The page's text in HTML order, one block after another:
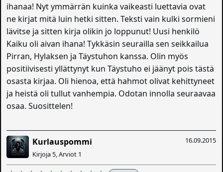
ihanaa! Nyt ymmärrän kuinka vaikeasti luettavia ovat
ne kirjat mitä luin hetki sitten. Teksti vain kulki sormieni
lävitse ja sitten kirja olikin jo loppunut! Uusi henkilö
Kaiku oli aivan ihana! Tykkäsin seurailla sen seikkailua
Pirran, Hylaksen ja Täystuhon kanssa. Olin myös
positiivisesti yllättynyt kun Täystuho ei jäänyt pois tästä
osasta kirjaa. Oli hienoa, että hahmot olivat kehittyneet
ja heistä oli tullut vanhempia. Odotan innolla seuraavaa
osaa. Suosittelen!
16.09.2015
Kurlauspommi
Kirjoja 5, Arviot 1